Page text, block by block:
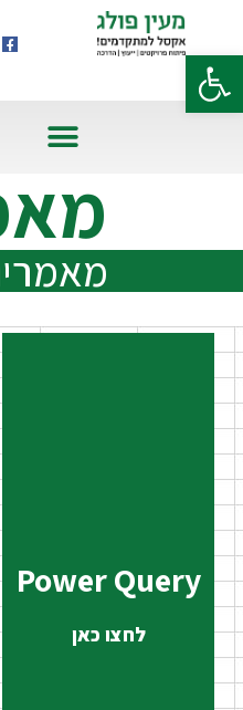
פתח סרגל נגישות
Power Query
לחצו כאן